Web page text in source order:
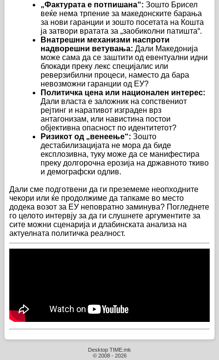
„Фактурата е потпишана“: Зошто Брисел
веќе нема трпение за македонските барања
за нови гаранции и зошто посетата на Кошта
ја затвори вратата за „заобиколни патишта“.
Внатрешни механизми наспроти
надворешни ветувања: Дали Македонија
може сама да се заштити од евентуални идни
блокади преку лекс специјалис или
реверзибилни процеси, наместо да бара
невозможни гаранции од ЕУ?
Политичка цена или национален интерес:
Дали власта е заложник на сопствениот
рејтинг и наративот изграден врз
антагонизам, или навистина постои
објективна опасност по идентитетот?
Ризикот од „венеење“: Зошто
дестабилизацијата не мора да биде
експлозивна, туку може да се манифестира
преку долгорочна ерозија на државното ткиво
и демографски одлив.
Дали сме подготвени да ги преземеме неопходните
чекори или ќе продолжиме да тапкаме во место
додека возот за ЕУ неповратно заминува? Погледнете
го целото интервју за да ги слушнете аргументите за
сите можни сценарија и длабинската анализа на
актуелната политичка реалност.
Desktop TIME.mk
© 2008 - 2026